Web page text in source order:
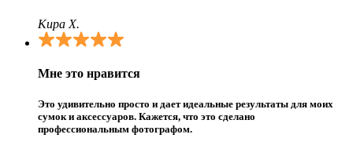
Кира Х.
Мне это нравится
Это удивительно просто и дает идеальные результаты для моих
сумок и аксессуаров. Кажется, что это сделано
профессиональным фотографом.